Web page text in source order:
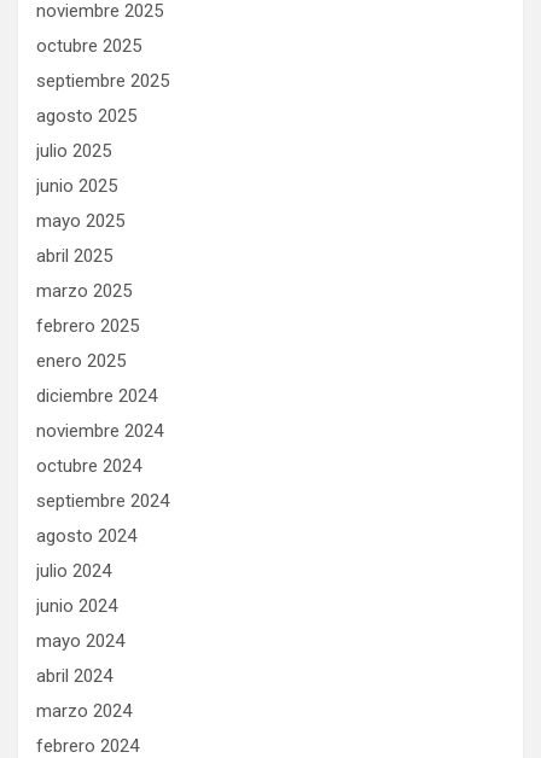
noviembre 2025
octubre 2025
septiembre 2025
agosto 2025
julio 2025
junio 2025
mayo 2025
abril 2025
marzo 2025
febrero 2025
enero 2025
diciembre 2024
noviembre 2024
octubre 2024
septiembre 2024
agosto 2024
julio 2024
junio 2024
mayo 2024
abril 2024
marzo 2024
febrero 2024